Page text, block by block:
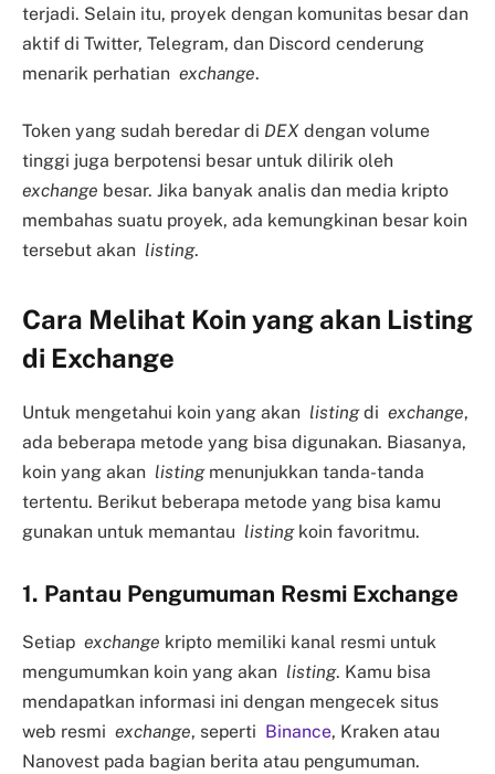
terjadi. Selain itu, proyek dengan komunitas besar dan
aktif di Twitter, Telegram, dan Discord cenderung
menarik perhatian exchange.
Token yang sudah beredar di DEX dengan volume
tinggi juga berpotensi besar untuk dilirik oleh
exchange besar. Jika banyak analis dan media kripto
membahas suatu proyek, ada kemungkinan besar koin
tersebut akan listing.
Cara Melihat Koin yang akan Listing
di Exchange
Untuk mengetahui koin yang akan listingdi exchange,
ada beberapa metode yang bisa digunakan. Biasanya,
koin yang akan listingmenunjukkan tanda-tanda
tertentu. Berikut beberapa metode yang bisa kamu
gunakan untuk memantau listingkoin favoritmu.
1. Pantau Pengumuman Resmi Exchange
Setiap exchange kripto memiliki kanal resmi untuk
mengumumkan koin yang akan listing. Kamu bisa
mendapatkan informasi ini dengan mengecek situs
web resmi exchange, seperti Binance, Kraken atau
Nanovest pada bagian berita atau pengumuman.